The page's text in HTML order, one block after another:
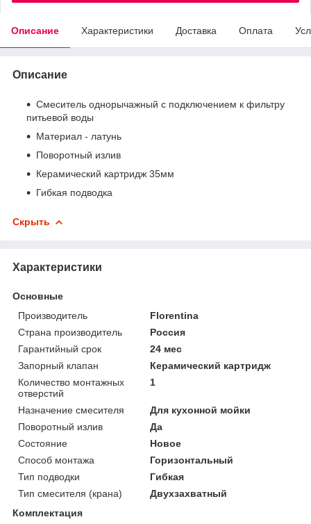
Описание Характеристики Доставка Оплата
Описание
Смеситель однорычажный с подключением к фильтру
питьевой воды
Материал - латунь
Поворотный излив
Керамический картридж 35мм
Гибкая подводка
Скрыть
Характеристики
Основные
Производитель
Florentina
Страна производитель
Россия
Гарантийный срок
24 мес
Запорный клапан
Керамический картридж
Количество монтажных
отверстий
1
Назначение смесителя
Для кухонной мойки
Поворотный излив
Да
Состояние
Новое
Способ монтажа
Горизонтальный
Тип подводки
Гибкая
Тип смесителя (крана)
Двухзахватный
Комплектация